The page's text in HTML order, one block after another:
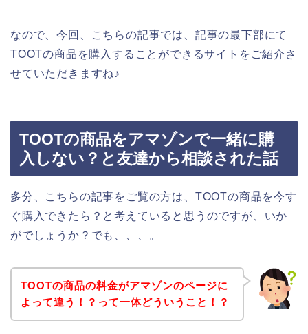
なので、今回、こちらの記事では、記事の最下部にて
TOOTの商品を購入することができるサイトをご紹介さ
せていただきますね♪
TOOTの商品をアマゾンで一緒に購
入しない？と友達から相談された話
多分、こちらの記事をご覧の方は、TOOTの商品を今す
ぐ購入できたら？と考えていると思うのですが、いか
がでしょうか？でも、、、。
TOOTの商品の料金がアマゾンのページに
よって違う！？って一体どういうこと！？